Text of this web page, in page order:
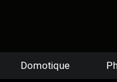
Domotique